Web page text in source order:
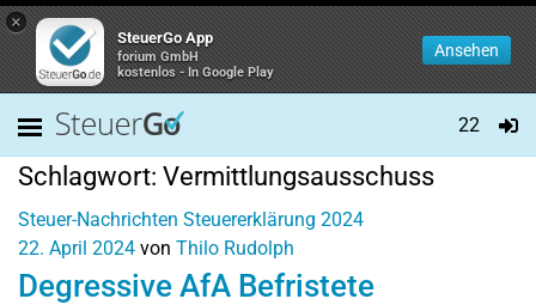
×
SteuerGo App
forium GmbH
kostenlos - In Google Play
Ansehen
22
Schlagwort: Vermittlungsausschuss
Steuer-Nachrichten Steuererklärung 2024
22. April 2024 von Thilo Rudolph
Degressive AfA Befristete